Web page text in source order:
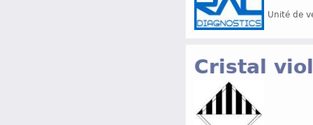
Unité de
Cristal